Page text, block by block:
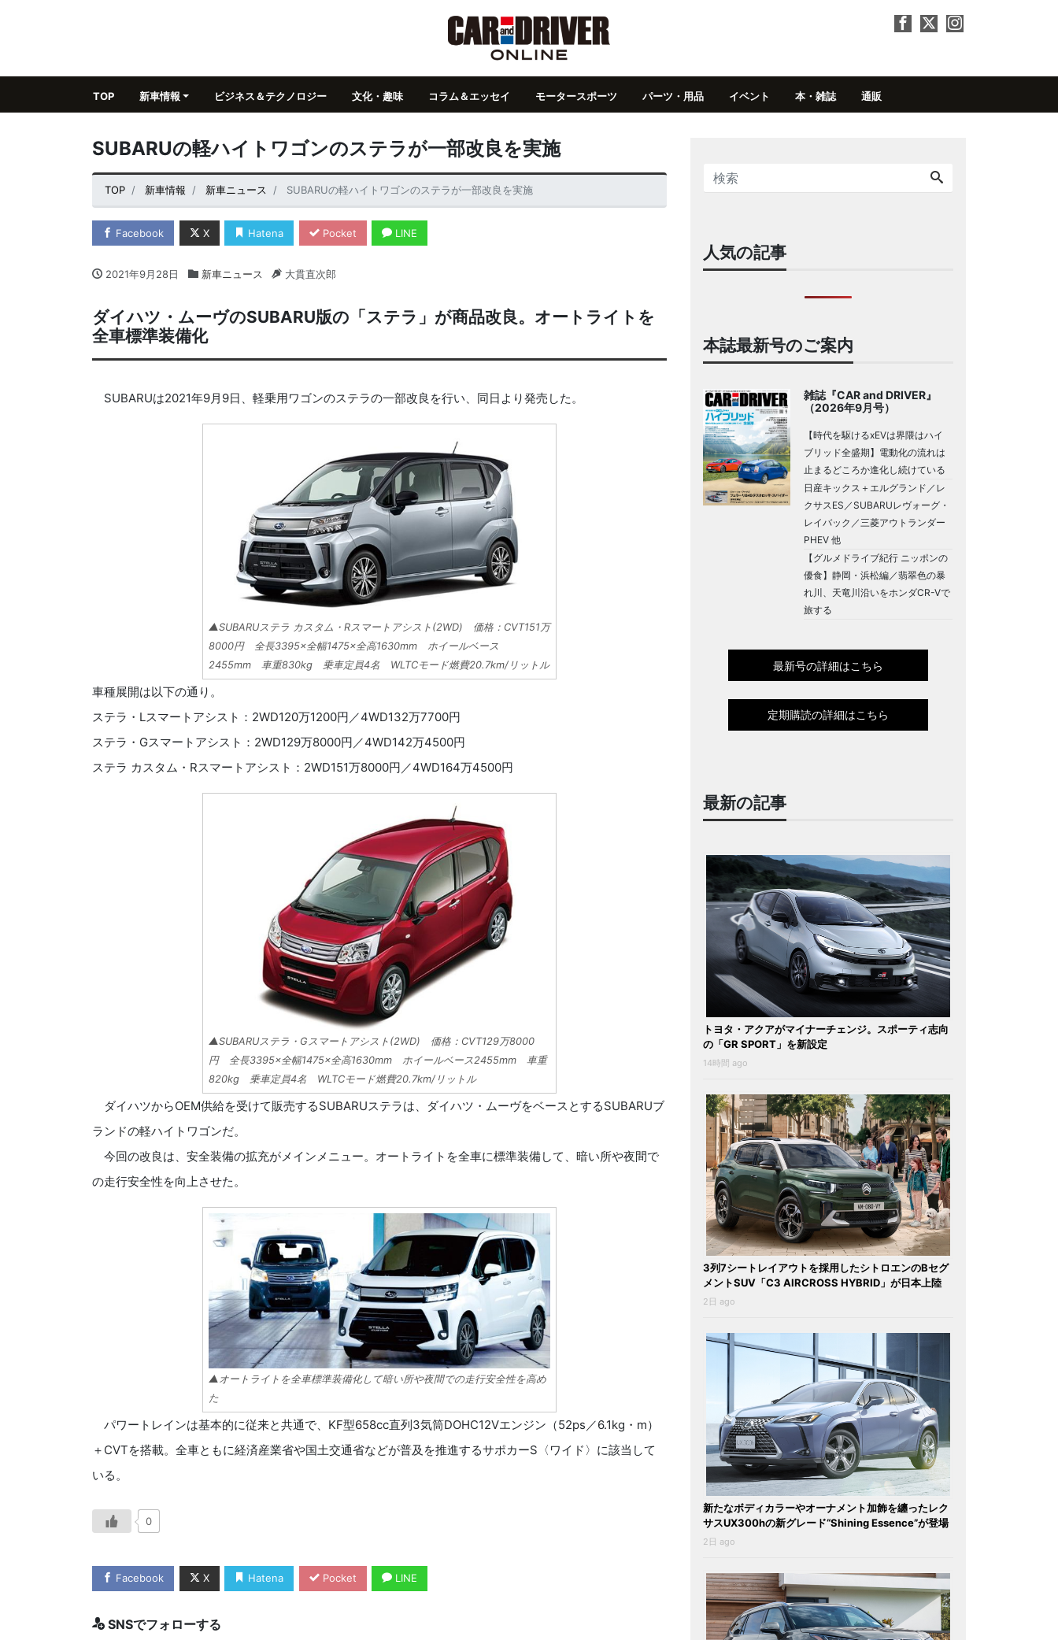
TOP 新車情報 ビジネス＆テクノロジー 文化・趣味 コラム＆エッセイ モータースポーツ パーツ・用品 イベント 本・雑誌 通販
SUBARUの軽ハイトワゴンのステラが一部改良を実施
TOP 新車情報 新車ニュース SUBARUの軽ハイトワゴンのステラが一部改良を実施
Facebook X Hatena Pocket LINE
2021年9月28日 新車ニュース 大貫直次郎
ダイハツ・ムーヴのSUBARU版の「ステラ」が商品改良。オートライトを
全車標準装備化
SUBARUは2021年9月9日、軽乗用ワゴンのステラの一部改良を行い、同日より発売した。
▲SUBARUステラ カスタム・Rスマートアシスト(2WD) 価格：CVT151万
8000円 全長3395×全幅1475×全高1630mm ホイールベース
2455mm 車重830kg 乗車定員4名 WLTCモード燃費20.7km/リットル
車種展開は以下の通り。
ステラ・Lスマートアシスト：2WD120万1200円／4WD132万7700円
ステラ・Gスマートアシスト：2WD129万8000円／4WD142万4500円
ステラ カスタム・Rスマートアシスト：2WD151万8000円／4WD164万4500円
▲SUBARUステラ・Gスマートアシスト(2WD) 価格：CVT129万8000
円 全長3395×全幅1475×全高1630mm ホイールベース2455mm 車重
820kg 乗車定員4名 WLTCモード燃費20.7km/リットル
ダイハツからOEM供給を受けて販売するSUBARUステラは、ダイハツ・ムーヴをベースとするSUBARUブ
ランドの軽ハイトワゴンだ。
今回の改良は、安全装備の拡充がメインメニュー。オートライトを全車に標準装備して、暗い所や夜間で
の走行安全性を向上させた。
▲オートライトを全車標準装備化して暗い所や夜間での走行安全性を高め
た
パワートレインは基本的に従来と共通で、KF型658cc直列3気筒DOHC12Vエンジン（52ps／6.1kg・m）
＋CVTを搭載。全車ともに経済産業省や国土交通省などが普及を推進するサポカーS〈ワイド〉に該当して
いる。
0
Facebook X Hatena Pocket LINE
SNSでフォローする
人気の記事
本誌最新号のご案内
雑誌『CAR and DRIVER』
（2026年9月号）
【時代を駆けるxEVは界隈はハイ
ブリッド全盛期】電動化の流れは
止まるどころか進化し続けている
日産キックス＋エルグランド／レ
クサスES／SUBARUレヴォーグ・
レイバック／三菱アウトランダー
PHEV 他
【グルメドライブ紀行 ニッポンの
優食】静岡・浜松編／翡翠色の暴
れ川、天竜川沿いをホンダCR-Vで
旅する
最新号の詳細はこちら
定期購読の詳細はこちら
最新の記事
トヨタ・アクアがマイナーチェンジ。スポーティ志向
の「GR SPORT」を新設定
14時間 ago
3列7シートレイアウトを採用したシトロエンのBセグ
メントSUV「C3 AIRCROSS HYBRID」が日本上陸
2日 ago
新たなボディカラーやオーナメント加飾を纏ったレク
サスUX300hの新グレード“Shining Essence”が登場
2日 ago